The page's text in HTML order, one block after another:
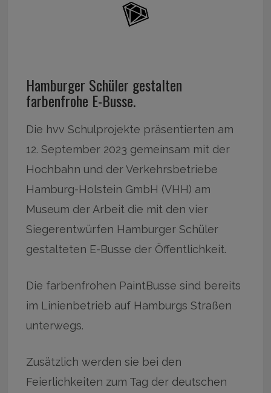
Hamburger Schüler gestalten
farbenfrohe E-Busse.
Die hvv Schulprojekte präsentierten am
12. September 2023 gemeinsam mit der
Hochbahn und der Verkehrsbetriebe
Hamburg-Holstein GmbH (VHH) am
Museum der Arbeit die mit den vier
Siegerentwürfen Hamburger Schüler
gestalteten E-Busse der Öffentlichkeit.
Die farbenfrohen PaintBusse sind bereits
im Linienbetrieb auf Hamburgs Straßen
unterwegs.
Zusätzlich werden sie bei den
Feierlichkeiten zum Tag der deutschen